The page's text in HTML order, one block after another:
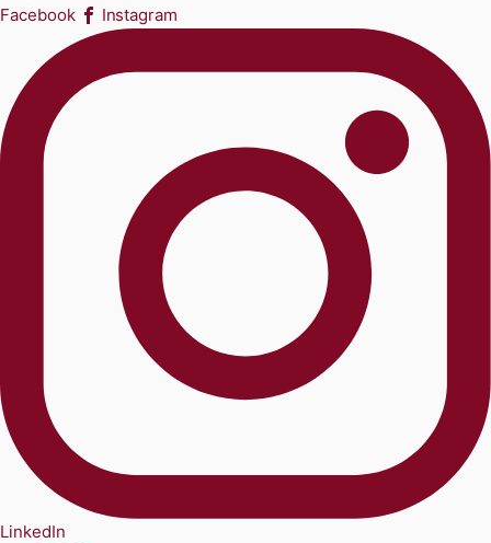
Facebook
Instagram
LinkedIn